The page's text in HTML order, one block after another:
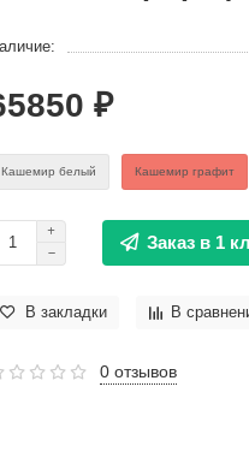
₽
Кашемир белый Кашемир графит
Заказ в 1
В закладки В
0 отзывов